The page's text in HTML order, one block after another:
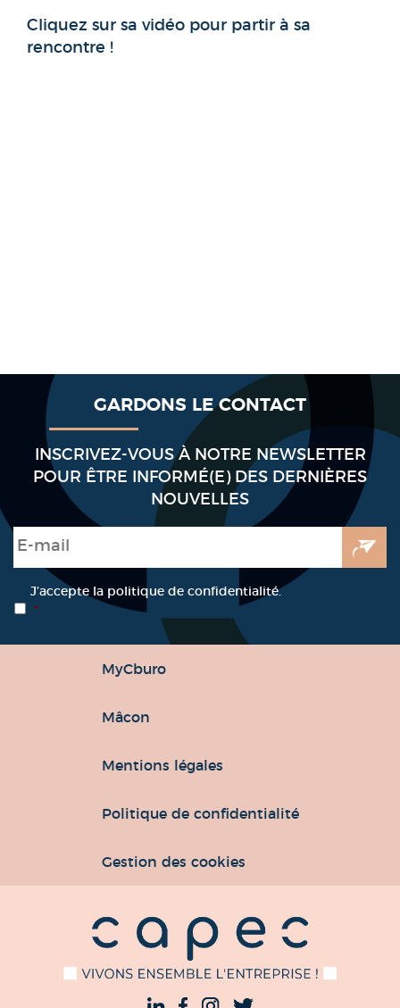
Cliquez sur sa vidéo pour partir à sa
rencontre !
GARDONS LE CONTACT
INSCRIVEZ-VOUS À NOTRE NEWSLETTER
POUR ÊTRE INFORMÉ(E) DES DERNIÈRES
NOUVELLES
E-mail
RGPD *
J’accepte la politique de confidentialité.
*
MyCburo
Mâcon
Mentions légales
Politique de confidentialité
Gestion des cookies